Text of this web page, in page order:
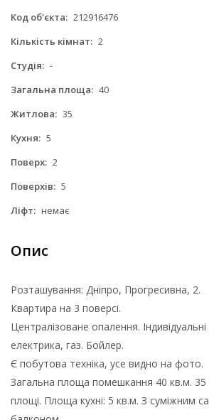
Код об'єкта: 212916476
Кількість кімнат: 2
Студія: -
Загальна площа: 40
Житлова: 35
Кухня: 5
Поверх: 2
Поверхів: 5
Ліфт: немає
Опис
Розташування: Дніпро, Прогресивна, 2.
Квартира на 3 поверсі.
Централізоване опалення. Індивідуальні
електрика, газ. Бойлер.
Є побутова техніка, усе видно на фото.
Загальна площа помешкання 40 кв.м. 35
площі. Площа кухні: 5 кв.м. З суміжним